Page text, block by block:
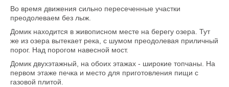
Во время движения сильно пересеченные участки
преодолеваем без лыж.
Домик находится в живописном месте на берегу озера. Тут
же из озера вытекает река, с шумом преодолевая приличный
порог. Над порогом навесной мост.
Домик двухэтажный, на обоих этажах - широкие топчаны. На
первом этаже печка и место для приготовления пищи с
газовой плитой.